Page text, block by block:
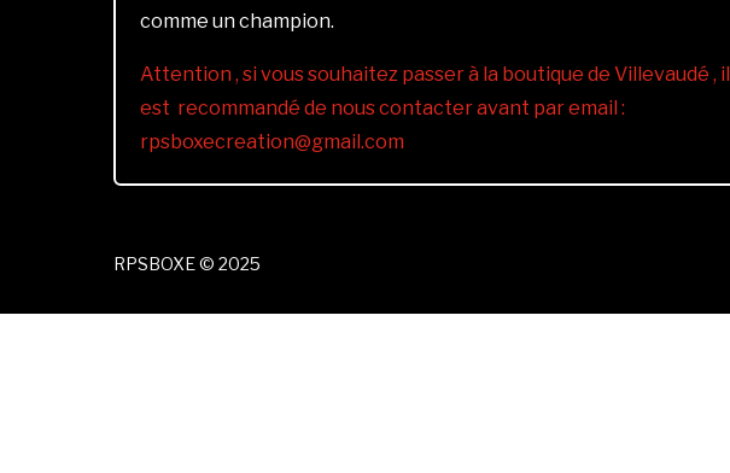
comme un champion.
Attention , si vous souhaitez passer à la boutique de Villevaudé , il
est recommandé de nous contacter avant par email :
rpsboxecreation@gmail.com
RPSBOXE © 2025